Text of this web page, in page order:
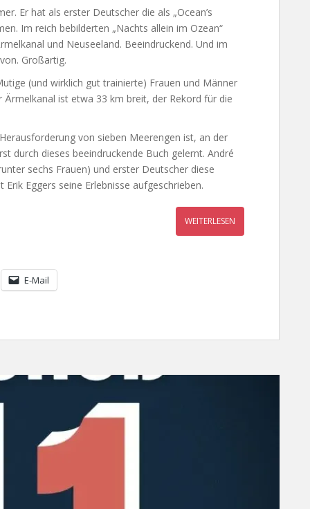
Er hat als erster Deutscher die als „Ocean’s
Im reich bebilderten „Nachts allein im Ozean“
und Neuseeland. Beeindruckend. Und im
Großartig.
(und wirklich gut trainierte) Frauen und Männer
ist etwa 33 km breit, der Rekord für die
von sieben Meerengen ist, an der
durch dieses beeindruckende Buch gelernt. André
sechs Frauen) und erster Deutscher diese
Erik Eggers seine Erlebnisse aufgeschrieben.
WEITERLESEN
E-Mail